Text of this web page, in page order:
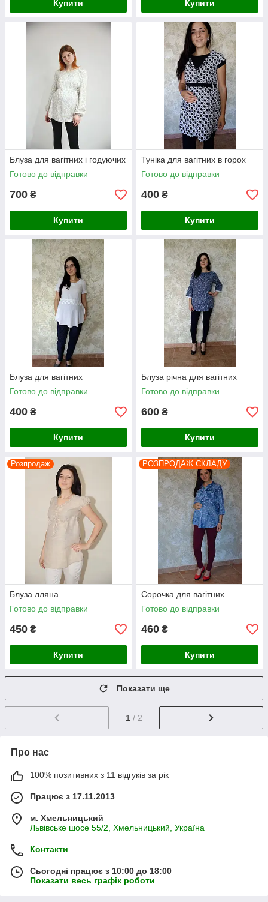
Купити Купити
Блуза для вагітних і годуючих
Готово до відправки
700 ₴
Купити
Туніка для вагітних в горох
Готово до відправки
400 ₴
Купити
Блуза для вагітних
Готово до відправки
400 ₴
Купити
Блуза річна для вагітних
Готово до відправки
600 ₴
Купити
Розпродаж
Блуза лляна
Готово до відправки
450 ₴
Купити
РОЗПРОДАЖ СКЛАДУ
Сорочка для вагітних
Готово до відправки
460 ₴
Купити
Показати ще
1 / 2
Про нас
100% позитивних з 11 відгуків за рік
Працює з 17.11.2013
м. Хмельницький
Львівське шосе 55/2, Хмельницький, Україна
Контакти
Сьогодні працює з 10:00 до 18:00
Показати весь графік роботи